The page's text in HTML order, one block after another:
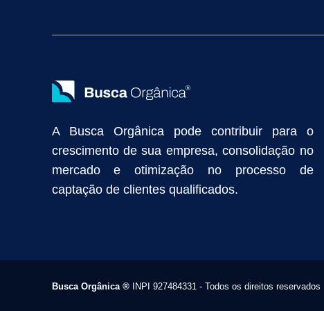
Anunciar na Internet
Captar Clientes Criação de Site para Indústria
A Busca Orgânica pode contribuir para o
crescimento de sua empresa, consolidação no
mercado e otimização no processo de
captação de clientes qualificados.
Busca Orgânica ®INPI 927484331 - Todos os direitos reservados